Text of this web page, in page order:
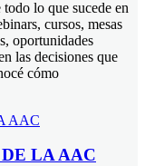
lo que sucede en
cursos, mesas
oportunidades
las decisiones que
cómo
LA AAC